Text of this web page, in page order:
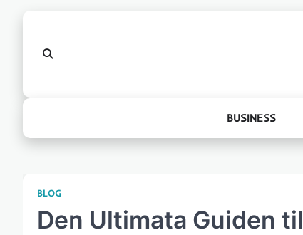
BUSINESS
BLOG
Den Ultimata Guiden